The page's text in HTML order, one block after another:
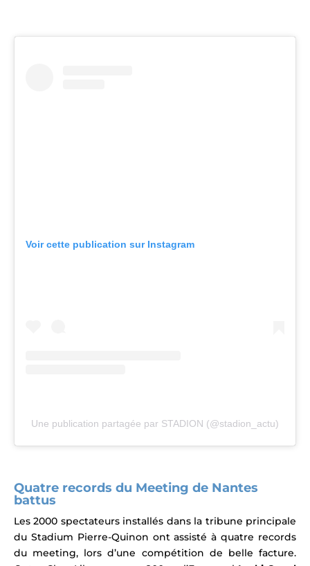
Voir cette publication sur Instagram
Une publication partagée par STADION (@stadion_actu)
Quatre records du Meeting de Nantes
battus
Les 2000 spectateurs installés dans la tribune principale
du Stadium Pierre-Quinon ont assisté à quatre records
du meeting, lors d’une compétition de belle facture.